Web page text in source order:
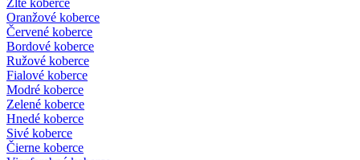
Žlté koberce
Oranžové koberce
Červené koberce
Bordové koberce
Ružové koberce
Fialové koberce
Modré koberce
Zelené koberce
Hnedé koberce
Sivé koberce
Čierne koberce